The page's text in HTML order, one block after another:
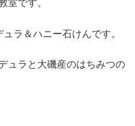
室です。
ラ＆ハニー石けんです。
ュラと大磯産のはちみつの